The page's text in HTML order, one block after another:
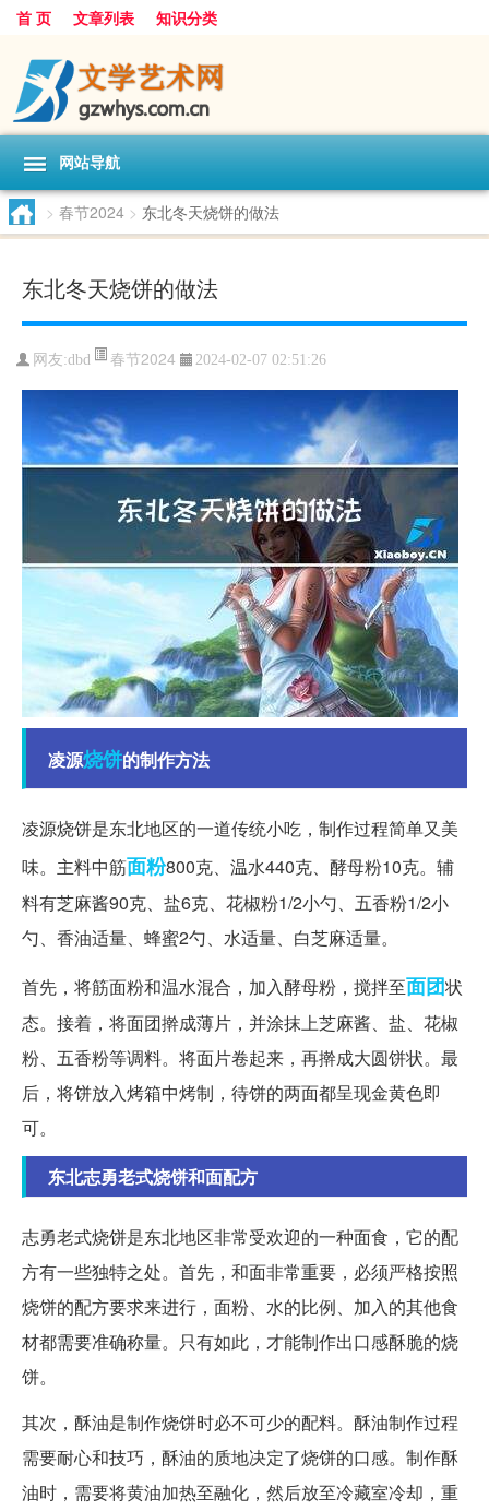
首 页 文章列表 知识分类
网站导航
> 春节2024 > 东北冬天烧饼的做法
东北冬天烧饼的做法
网友:dbd 春节2024 2024-02-07 02:51:26
凌源烧饼的制作方法
凌源烧饼是东北地区的一道传统小吃，制作过程简单又美
味。主料中筋面粉800克、温水440克、酵母粉10克。辅
料有芝麻酱90克、盐6克、花椒粉1/2小勺、五香粉1/2小
勺、香油适量、蜂蜜2勺、水适量、白芝麻适量。
首先，将筋面粉和温水混合，加入酵母粉，搅拌至面团状
态。接着，将面团擀成薄片，并涂抹上芝麻酱、盐、花椒
粉、五香粉等调料。将面片卷起来，再擀成大圆饼状。最
后，将饼放入烤箱中烤制，待饼的两面都呈现金黄色即
可。
东北志勇老式烧饼和面配方
志勇老式烧饼是东北地区非常受欢迎的一种面食，它的配
方有一些独特之处。首先，和面非常重要，必须严格按照
烧饼的配方要求来进行，面粉、水的比例、加入的其他食
材都需要准确称量。只有如此，才能制作出口感酥脆的烧
饼。
其次，酥油是制作烧饼时必不可少的配料。酥油制作过程
需要耐心和技巧，酥油的质地决定了烧饼的口感。制作酥
油时，需要将黄油加热至融化，然后放至冷藏室冷却，重